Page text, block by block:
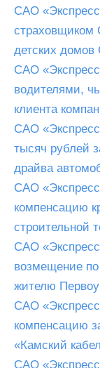
САО
страховщиком
детских домов
САО «Экспресс
водителями,
клиента
САО
тысяч рублей
драйва
САО
компенсацию
строительной
САО
возмещение по
жителю
САО
компенсацию
«Камский
САО